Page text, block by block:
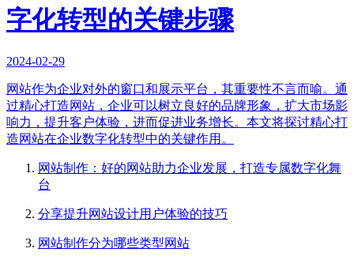
字化转型的关键步骤
2024-02-29
网站作为企业对外的窗口和展示平台，其重要性不言而喻。通
过精心打造网站，企业可以树立良好的品牌形象，扩大市场影
响力，提升客户体验，进而促进业务增长。本文将探讨精心打
造网站在企业数字化转型中的关键作用。
网站制作：好的网站助力企业发展，打造专属数字化舞
台
分享提升网站设计用户体验的技巧
网站制作分为哪些类型网站